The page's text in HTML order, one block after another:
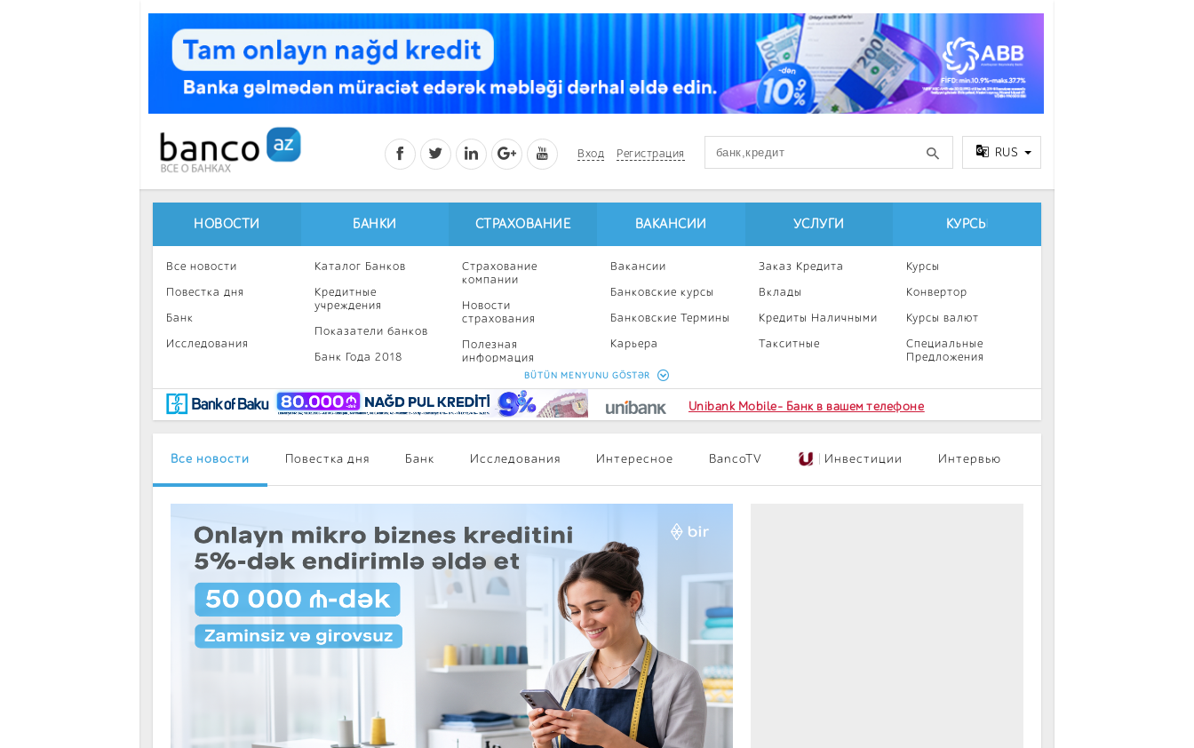
Вход Регистрация RUS
НОВОСТИ
Все новости
Повестка дня
Банк
Исследования
Инвестиции
BancoTV
БАНКИ
Каталог Банков
Кредитные
учреждения
Показатели банков
Банк Года 2018
СТРАХОВАНИЕ
Страхование
компании
Новости
страхования
Полезная
информация
калькулятор
ВАКАНСИИ
Вакансии
Банковские курсы
Банковские Термины
Карьера
Профессиональное
развитие
УСЛУГИ
Заказ Кредита
Вклады
Кредиты Наличными
Такситные
КУРСЫ
Курсы
Конвертор
Курсы валют
Специальные
Предложения
BÜTÜN MENYUNU GÖSTƏR
Unibank Mobile- Банк в вашем телефоне
Все новости Повестка дня Банк Исследования Интересное BancoTV Инвестиции Интервью